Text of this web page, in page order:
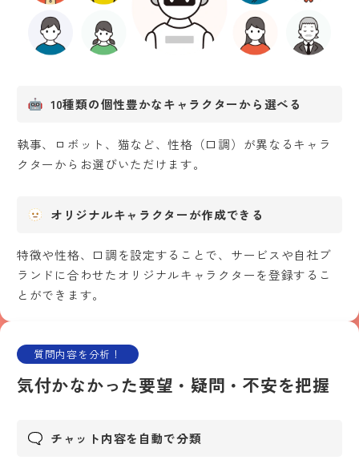
10種類の個性豊かなキャラクターから選べる
執事、ロボット、猫など、性格（口調）が異なるキャラ
クターからお選びいただけます。
オリジナルキャラクターが作成できる
特徴や性格、口調を設定することで、サービスや自社ブ
ランドに合わせたオリジナルキャラクターを登録するこ
とができます。
質問内容を分析！
気付かなかった要望・疑問・不安を把握
チャット内容を自動で分類